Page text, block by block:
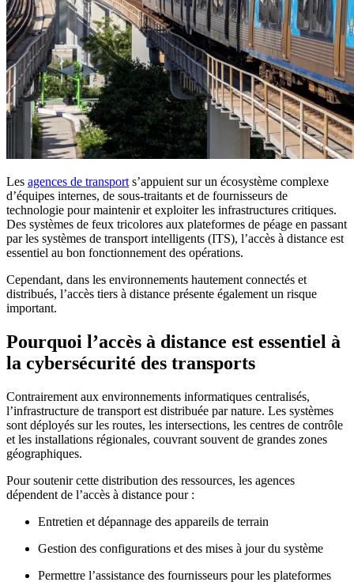
Les agences de transport s’appuient sur un écosystème complexe
d’équipes internes, de sous-traitants et de fournisseurs de
technologie pour maintenir et exploiter les infrastructures critiques.
Des systèmes de feux tricolores aux plateformes de péage en passant
par les systèmes de transport intelligents (ITS), l’accès à distance est
essentiel au bon fonctionnement des opérations.
Cependant, dans les environnements hautement connectés et
distribués, l’accès tiers à distance présente également un risque
important.
Pourquoi l’accès à distance est essentiel à
la cybersécurité des transports
Contrairement aux environnements informatiques centralisés,
l’infrastructure de transport est distribuée par nature. Les systèmes
sont déployés sur les routes, les intersections, les centres de contrôle
et les installations régionales, couvrant souvent de grandes zones
géographiques.
Pour soutenir cette distribution des ressources, les agences
dépendent de l’accès à distance pour :
Entretien et dépannage des appareils de terrain
Gestion des configurations et des mises à jour du système
Permettre l’assistance des fournisseurs pour les plateformes